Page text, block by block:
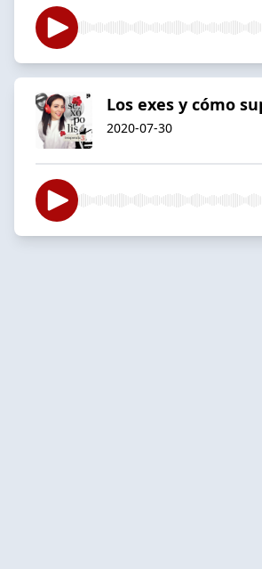
Los exes y cómo
2020-07-30